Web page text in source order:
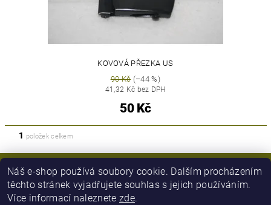
KOVOVÁ PŘEZKA US
90 Kč(–44 %)
41,32 Kč bez DPH
50 Kč
1 položek celkem
Náš e-shop používá soubory cookie. Dalším procházením
těchto stránek vyjadřujete souhlas s jejich používáním.
Více informací naleznetezde.